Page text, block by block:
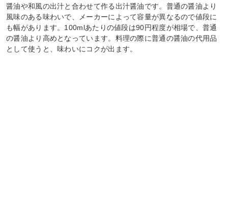
醤油や和風の出汁と合わせて作る出汁醤油です。普通の醤油より
風味のある味わいで、メーカーによって容量が異なるので値段に
も幅があります。100mlあたりの値段は90円程度が相場で、普通
の醤油より高めとなっています。料理の際に普通の醤油の代用品
として使うと、味わいにコクが出ます。